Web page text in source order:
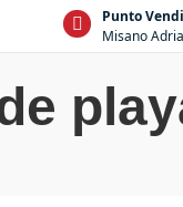
Punto
Misano